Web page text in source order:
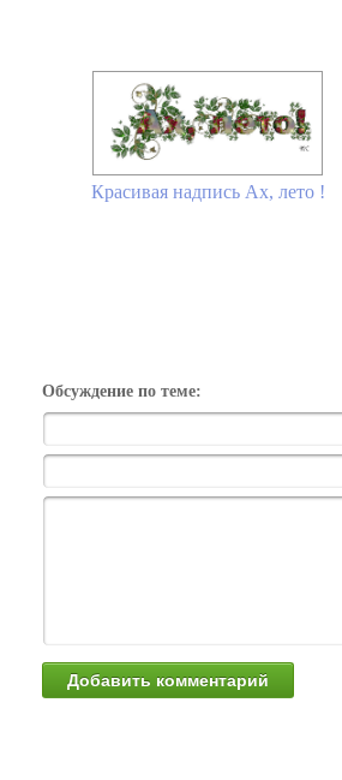
Красивая надпись Ах, лето !
Обсуждение по теме: